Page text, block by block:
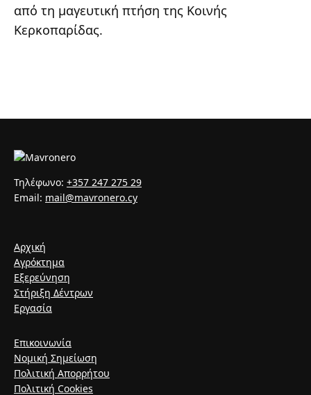
από τη μαγευτική πτήση της Κοινής
Κερκοπαρίδας.
Τηλέφωνο: +357 247 275 29
Email: mail@mavronero.cy
Αρχική
Αγρόκτημα
Εξερεύνηση
Στήριξη Δέντρων
Εργασία
Επικοινωνία
Νομική Σημείωση
Πολιτική Απορρήτου
Πολιτική Cookies